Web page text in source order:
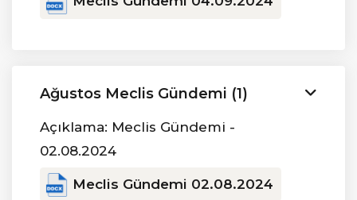
Ağustos Meclis Gündemi (1)
Açıklama: Meclis Gündemi -
02.08.2024
Meclis Gündemi 02.08.2024